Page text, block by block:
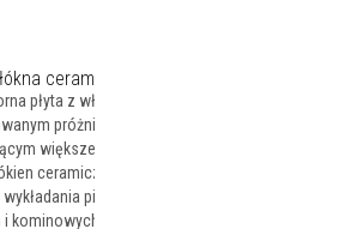
ceramicznego 1430°C
płyta z włókien ceramicznych
próżniowo produktem
większe prędkości gazów niż
ceramicznych. Jest ona
pieców, kanałów
i kominowych ze względu na niską